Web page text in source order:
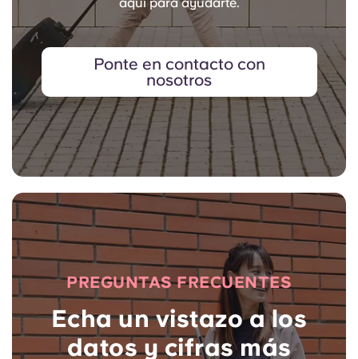
Ponte en contacto con
nosotros
PREGUNTAS FRECUENTES
Echa un vistazo a los
datos y cifras más